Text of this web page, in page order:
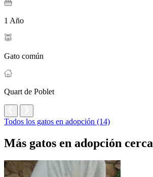
1 Año
Gato común
Quart de Poblet
Todos los gatos en adopción (14)
Más gatos en adopción cerca